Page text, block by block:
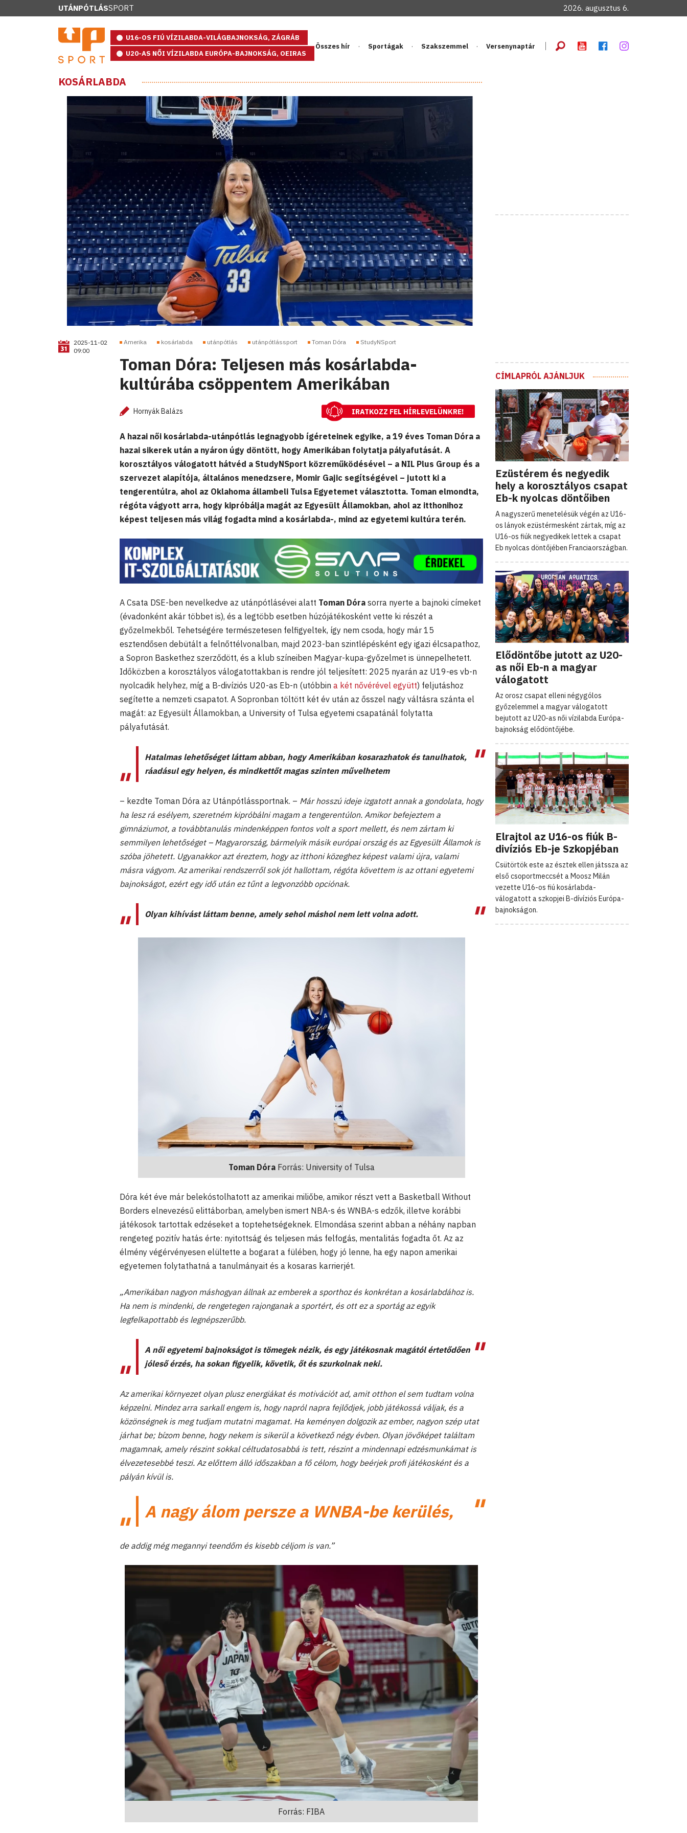
UTÁNPÓTLÁSSPORT 2026. augusztus 6.
U16-OS FIÚ VÍZILABDA-VILÁGBAJNOKSÁG, ZÁGRÁB
U20-AS NŐI VÍZILABDA EURÓPA-BAJNOKSÁG, OEIRAS
Összes hír Sportágak Szakszemmel Versenynaptár
KOSÁRLABDA
2025-11-02
09:00
Amerika kosárlabda utánpótlás utánpótlássport Toman Dóra StudyNSport
Toman Dóra: Teljesen más kosárlabda-
kultúrába csöppentem Amerikában
Hornyák Balázs IRATKOZZ FEL HÍRLEVELÜNKRE!
A hazai női kosárlabda-utánpótlás legnagyobb ígéreteinek egyike, a 19 éves Toman Dóra a
hazai sikerek után a nyáron úgy döntött, hogy Amerikában folytatja pályafutását. A
korosztályos válogatott hátvéd a StudyNSport közreműködésével – a NIL Plus Group és a
szervezet alapítója, általános menedzsere, Momir Gajic segítségével – jutott ki a
tengerentúlra, ahol az Oklahoma állambeli Tulsa Egyetemet választotta. Toman elmondta,
régóta vágyott arra, hogy kipróbálja magát az Egyesült Államokban, ahol az itthonihoz
képest teljesen más világ fogadta mind a kosárlabda-, mind az egyetemi kultúra terén.
A Csata DSE-ben nevelkedve az utánpótlásévei alatt Toman Dóra sorra nyerte a bajnoki címeket
(évadonként akár többet is), és a legtöbb esetben húzójátékosként vette ki részét a
győzelmekből. Tehetségére természetesen felfigyeltek, így nem csoda, hogy már 15
esztendősen debütált a felnőttélvonalban, majd 2023-ban szintlépésként egy igazi élcsapathoz,
a Sopron Baskethez szerződött, és a klub színeiben Magyar-kupa-győzelmet is ünnepelhetett.
Időközben a korosztályos válogatottakban is rendre jól teljesített: 2025 nyarán az U19-es vb-n
nyolcadik helyhez, míg a B-divíziós U20-as Eb-n (utóbbin a két nővérével együtt) feljutáshoz
segítette a nemzeti csapatot. A Sopronban töltött két év után az ősszel nagy váltásra szánta el
magát: az Egyesült Államokban, a University of Tulsa egyetemi csapatánál folytatta
pályafutását.
Hatalmas lehetőséget láttam abban, hogy Amerikában kosarazhatok és tanulhatok,
ráadásul egy helyen, és mindkettőt magas szinten művelhetem
– kezdte Toman Dóra az Utánpótlássportnak. – Már hosszú ideje izgatott annak a gondolata, hogy
ha lesz rá esélyem, szeretném kipróbálni magam a tengerentúlon. Amikor befejeztem a
gimnáziumot, a továbbtanulás mindenképpen fontos volt a sport mellett, és nem zártam ki
semmilyen lehetőséget – Magyarország, bármelyik másik európai ország és az Egyesült Államok is
szóba jöhetett. Ugyanakkor azt éreztem, hogy az itthoni közeghez képest valami újra, valami
másra vágyom. Az amerikai rendszerről sok jót hallottam, régóta követtem is az ottani egyetemi
bajnokságot, ezért egy idő után ez tűnt a legvonzóbb opciónak.
Olyan kihívást láttam benne, amely sehol máshol nem lett volna adott.
Toman DóraForrás: University of Tulsa
Dóra két éve már belekóstolhatott az amerikai miliőbe, amikor részt vett a Basketball Without
Borders elnevezésű elittáborban, amelyben ismert NBA-s és WNBA-s edzők, illetve korábbi
játékosok tartottak edzéseket a toptehetségeknek. Elmondása szerint abban a néhány napban
rengeteg pozitív hatás érte: nyitottság és teljesen más felfogás, mentalitás fogadta őt. Az az
élmény végérvényesen elültette a bogarat a fülében, hogy jó lenne, ha egy napon amerikai
egyetemen folytathatná a tanulmányait és a kosaras karrierjét.
„Amerikában nagyon máshogyan állnak az emberek a sporthoz és konkrétan a kosárlabdához is.
Ha nem is mindenki, de rengetegen rajonganak a sportért, és ott ez a sportág az egyik
legfelkapottabb és legnépszerűbb.
A női egyetemi bajnokságot is tömegek nézik, és egy játékosnak magától értetődően
jóleső érzés, ha sokan figyelik, követik, őt és szurkolnak neki.
Az amerikai környezet olyan plusz energiákat és motivációt ad, amit otthon el sem tudtam volna
képzelni. Mindez arra sarkall engem is, hogy napról napra fejlődjek, jobb játékossá váljak, és a
közönségnek is meg tudjam mutatni magamat. Ha keményen dolgozik az ember, nagyon szép utat
járhat be; bízom benne, hogy nekem is sikerül a következő négy évben. Olyan jövőképet találtam
magamnak, amely részint sokkal céltudatosabbá is tett, részint a mindennapi edzésmunkámat is
élvezetesebbé teszi. Az előttem álló időszakban a fő célom, hogy beérjek profi játékosként és a
pályán kívül is.
A nagy álom persze a WNBA-be kerülés,
de addig még megannyi teendőm és kisebb céljom is van.”
Forrás: FIBA
CÍMLAPRÓL AJÁNLJUK
Ezüstérem és negyedik
hely a korosztályos csapat
Eb-k nyolcas döntőiben
A nagyszerű menetelésük végén az U16-
os lányok ezüstérmesként zártak, míg az
U16-os fiúk negyedikek lettek a csapat
Eb nyolcas döntőjében Franciaországban.
Elődöntőbe jutott az U20-
as női Eb-n a magyar
válogatott
Az orosz csapat elleni négygólos
győzelemmel a magyar válogatott
bejutott az U20-as női vízilabda Európa-
bajnokság elődöntőjébe.
Elrajtol az U16-os fiúk B-
divíziós Eb-je Szkopjéban
Csütörtök este az észtek ellen játssza az
első csoportmeccsét a Moosz Milán
vezette U16-os fiú kosárlabda-
válogatott a szkopjei B-dívíziós Európa-
bajnokságon.